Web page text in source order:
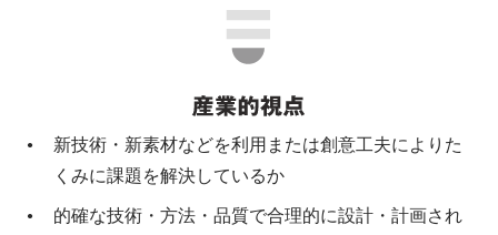
新技術・新素材などを利用または創意工夫によりた
くみに課題を解決しているか
的確な技術・方法・品質で合理的に設計・計画され